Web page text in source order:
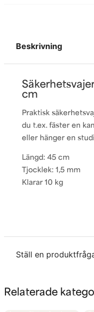
Beskrivning
cm
Praktisk
du t.ex. fäster en
eller hänger en
Längd: 45 cm
Tjocklek: 1,5 mm
Klarar 10 kg
Ställ en
Fråga oss något
Relaterade